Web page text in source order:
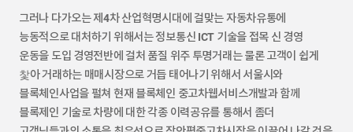
그러나 다가오는 제4차 산업혁명시대에 걸맞는 자동차유통에
능동적으로 대처하기 위해서는 정보통신 ICT 기술을 접목 신 경영
운동을 도입 경영전반에 걸처 품질 위주 투명거래는 물론 고객이 쉽게
찿아 거래하는 매매시장으로 거듭 태어나기 위해서 서울시와
블록체인사업을 펄쳐 현재 블록체인 중고차웹서비스개발과 함께
블록제인 기술로 차량에 대한 각종 이력공유를 통해서 좀더